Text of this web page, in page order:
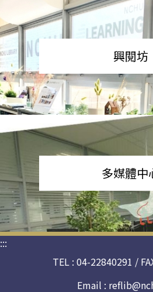
興閱坊
多媒體中
:::
TEL : 04-22840291 /
Email :